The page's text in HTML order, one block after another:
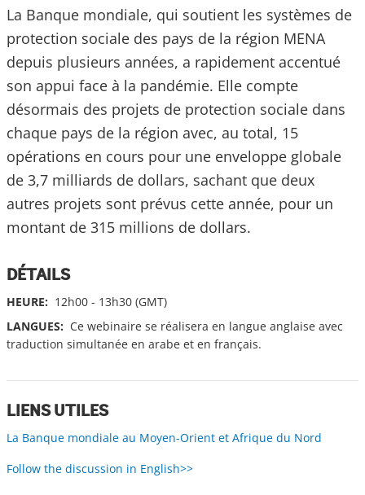
La Banque mondiale, qui soutient les systèmes de
protection sociale des pays de la région MENA
depuis plusieurs années, a rapidement accentué
son appui face à la pandémie. Elle compte
désormais des projets de protection sociale dans
chaque pays de la région avec, au total, 15
opérations en cours pour une enveloppe globale
de 3,7 milliards de dollars, sachant que deux
autres projets sont prévus cette année, pour un
montant de 315 millions de dollars.
DÉTAILS
HEURE: 12h00 - 13h30 (GMT)
LANGUES: Ce webinaire se réalisera en langue anglaise avec
traduction simultanée en arabe et en français.
LIENS UTILES
La Banque mondiale au Moyen-Orient et Afrique du Nord
Follow the discussion in English>>